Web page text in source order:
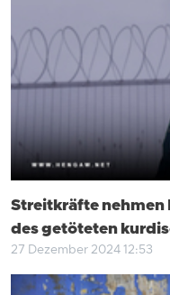
Streitkräfte nehmen
des getöteten
27 Dezember 2024 12:53